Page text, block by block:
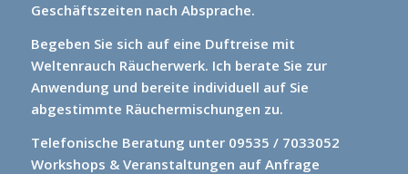
Geschäftszeiten nach Absprache.
Begeben Sie sich auf eine Duftreise mit
Weltenrauch Räucherwerk. Ich berate Sie zur
Anwendung und bereite individuell auf Sie
abgestimmte Räuchermischungen zu.
Telefonische Beratung unter 09535 / 7033052
Workshops & Veranstaltungen auf Anfrage